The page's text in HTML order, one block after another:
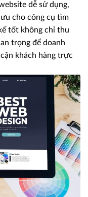
dễ sử dụng,
cho công cụ tìm
tốt không chỉ thu
trọng để doanh
khách hàng trực